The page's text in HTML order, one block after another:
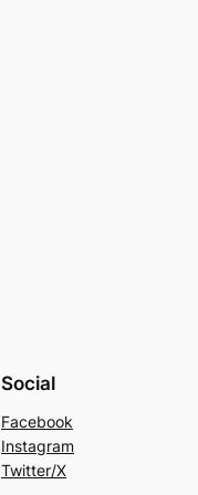
Social
Facebook
Instagram
Twitter/X